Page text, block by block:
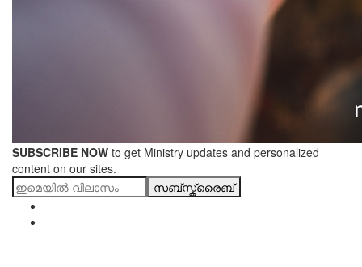
SUBSCRIBE NOW to get Ministry updates and personalized
content on our sites.
സബ്സ്ക്രൈബ്